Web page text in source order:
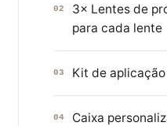
02
3× Lentes de
para cada lente
03 Kit de
04 Caixa